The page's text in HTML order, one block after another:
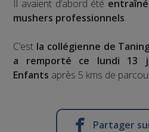
Il avaient d’abord été
mushers professionnels.
C’est la collégienne de
a remporté ce lundi 13
Enfants après 5 kms de
Partager